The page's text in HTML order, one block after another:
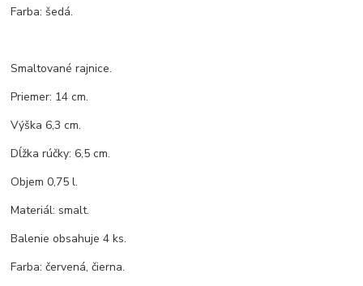
Farba: šedá.
Smaltované rajnice.
Priemer: 14 cm.
Výška 6,3 cm.
Dĺžka rúčky: 6,5 cm.
Objem 0,75 l.
Materiál: smalt.
Balenie obsahuje 4 ks.
Farba: červená, čierna.